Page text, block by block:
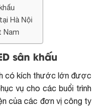
Hà Nội
Nam
sân khấu
có kích thước lớn được
vụ cho các buổi trình
của các đơn vị công ty